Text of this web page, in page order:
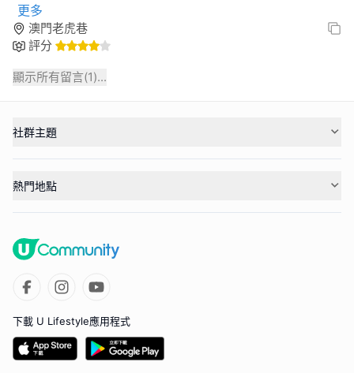
更多
澳門老虎巷
評分
顯示所有留言(1)...
社群主題
熱門地點
下載 U Lifestyle應用程式